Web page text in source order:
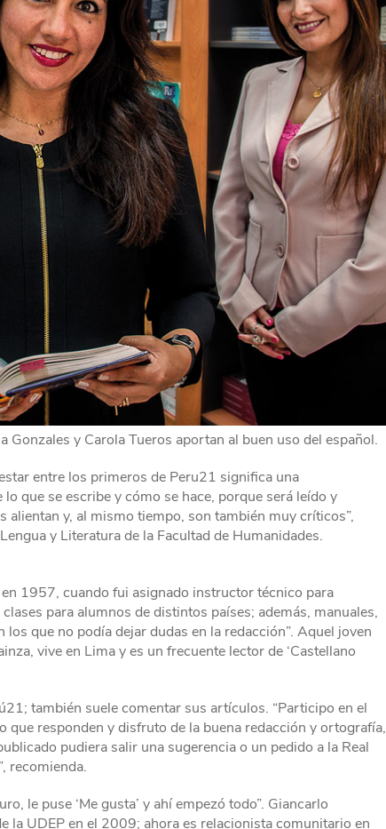
y Carola Tueros aportan al buen uso del español.
entre los primeros de Peru21 significa una
que se escribe y cómo se hace, porque será leído y
y, al mismo tiempo, son también muy críticos”,
y Literatura de la Facultad de Humanidades.
1957, cuando fui asignado instructor técnico para
para alumnos de distintos países; además, manuales,
que no podía dejar dudas en la redacción”. Aquel joven
vive en Lima y es un frecuente lector de ‘Castellano
también suele comentar sus artículos. “Participo en el
que responden y disfruto de la buena redacción y ortografía,
pudiera salir una sugerencia o un pedido a la Real
recomienda.
le puse ‘Me gusta’ y ahí empezó todo”. Giancarlo
la UDEP en el 2009; ahora es relacionista comunitario en